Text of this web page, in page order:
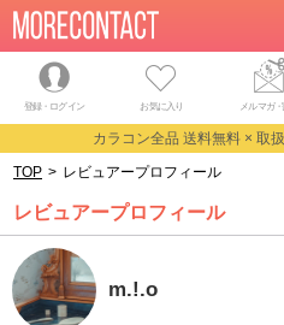
登録・ログイン お気に入り メルマガ・
カラコン全品 送料無料 × 取
TOP > レビュアープロフィール
レビュアープロフィール
m.!.o